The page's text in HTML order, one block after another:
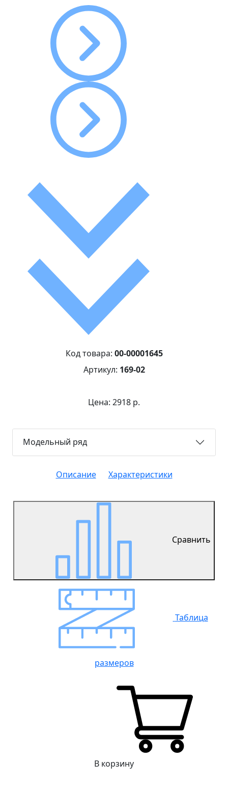
Код товара: 00-00001645
Артикул: 169-02
Цена: 2918 р.
Модельный ряд
Описание Характеристики
Сравнить
Таблица
размеров
В корзину